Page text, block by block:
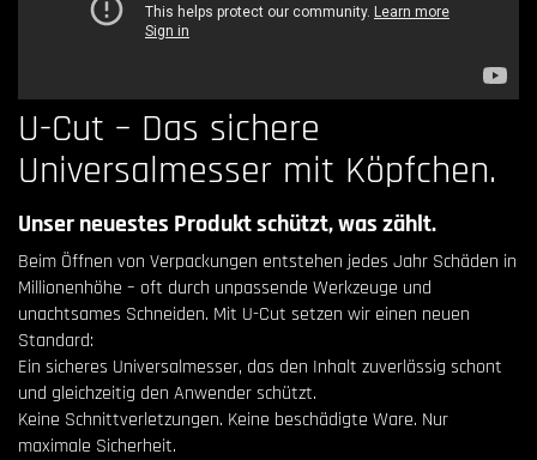
U-Cut – Das sichere
Universalmesser mit Köpfchen.
Unser neuestes Produkt schützt, was zählt.
Beim Öffnen von Verpackungen entstehen jedes Jahr Schäden in
Millionenhöhe – oft durch unpassende Werkzeuge und
unachtsames Schneiden. Mit U-Cut setzen wir einen neuen
Standard:
Ein sicheres Universalmesser, das den Inhalt zuverlässig schont
und gleichzeitig den Anwender schützt.
Keine Schnittverletzungen. Keine beschädigte Ware. Nur
maximale Sicherheit.